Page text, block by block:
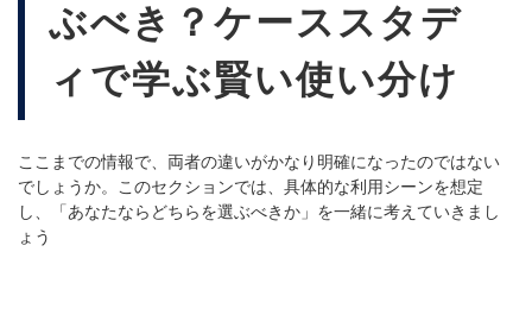
ぶべき？ケーススタデ
ィで学ぶ賢い使い分け
ここまでの情報で、両者の違いがかなり明確になったのではない
でしょうか。このセクションでは、具体的な利用シーンを想定
し、「あなたならどちらを選ぶべきか」を一緒に考えていきまし
ょう